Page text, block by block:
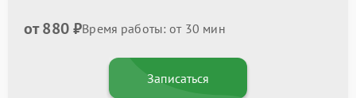
от 880 ₽Время работы: от 30 мин
Записаться